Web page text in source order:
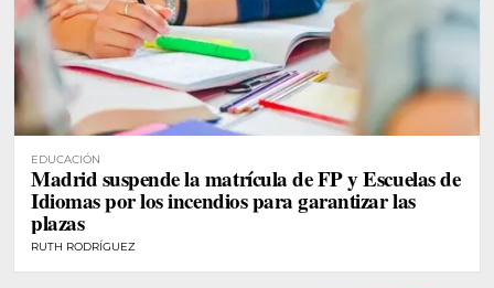
EDUCACIÓN
Madrid suspende la matrícula de FP y Escuelas de
Idiomas por los incendios para garantizar las
plazas
RUTH RODRÍGUEZ